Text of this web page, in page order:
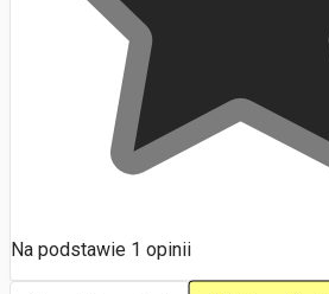
Na podstawie 1 opinii